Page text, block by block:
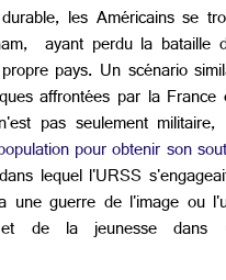
les Américains se
ayant perdu la bataille
pays. Un scénario
affrontées par la
pas seulement
pour obtenir son
lequel l'URSS
une guerre de l'image ou
et de la jeunesse dans